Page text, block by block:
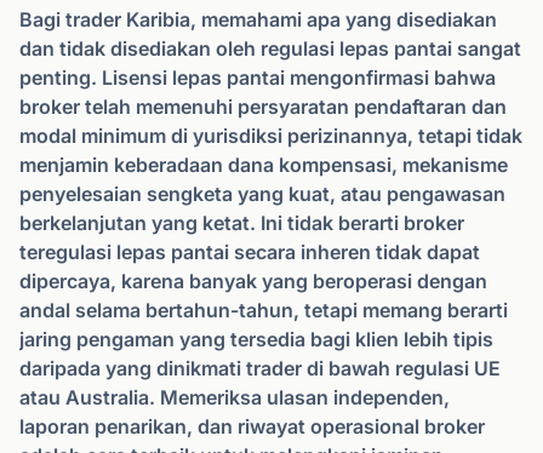
Bagi trader Karibia, memahami apa yang disediakan
dan tidak disediakan oleh regulasi lepas pantai sangat
penting. Lisensi lepas pantai mengonfirmasi bahwa
broker telah memenuhi persyaratan pendaftaran dan
modal minimum di yurisdiksi perizinannya, tetapi tidak
menjamin keberadaan dana kompensasi, mekanisme
penyelesaian sengketa yang kuat, atau pengawasan
berkelanjutan yang ketat. Ini tidak berarti broker
teregulasi lepas pantai secara inheren tidak dapat
dipercaya, karena banyak yang beroperasi dengan
andal selama bertahun-tahun, tetapi memang berarti
jaring pengaman yang tersedia bagi klien lebih tipis
daripada yang dinikmati trader di bawah regulasi UE
atau Australia. Memeriksa ulasan independen,
laporan penarikan, dan riwayat operasional broker